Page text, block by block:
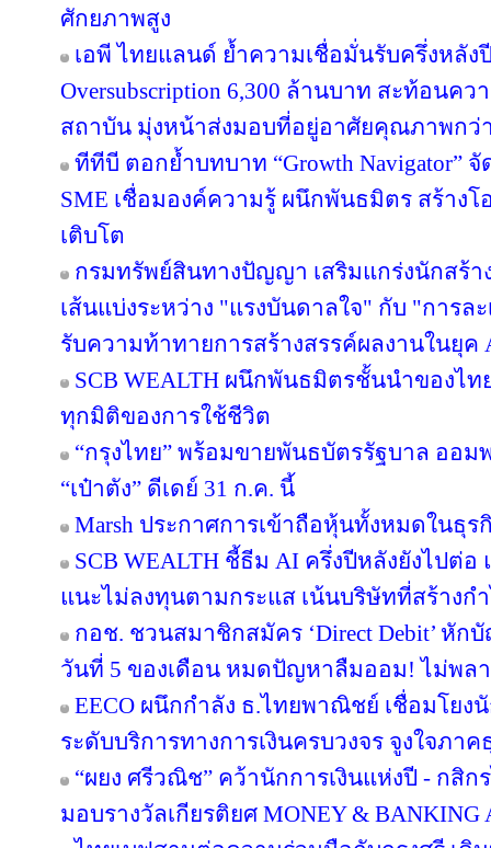
ศักยภาพสูง
เอพี ไทยแลนด์ ย้ำความเชื่อมั่นรับครึ่งหลัง
Oversubscription 6,300 ล้านบาท สะท้อนค
สถาบัน มุ่งหน้าส่งมอบที่อยู่อาศัยคุณภาพกว่า
ทีทีบี ตอกย้ำบทบาท “Growth Navigator”
SME เชื่อมองค์ความรู้ ผนึกพันธมิตร สร้าง
เติบโต
กรมทรัพย์สินทางปัญญา เสริมแกร่งนักสร้า
เส้นแบ่งระหว่าง "แรงบันดาลใจ" กับ "การ
รับความท้าทายการสร้างสรรค์ผลงานในยุค
SCB WEALTH ผนึกพันธมิตรชั้นนำของไ
ทุกมิติของการใช้ชีวิต
“กรุงไทย” พร้อมขายพันธบัตรรัฐบาล ออ
“เป๋าตัง” ดีเดย์ 31 ก.ค. นี้
Marsh ประกาศการเข้าถือหุ้นทั้งหมดในธุร
SCB WEALTH ชี้ธีม AI ครึ่งปีหลังยังไปต่
แนะไม่ลงทุนตามกระแส เน้นบริษัทที่สร้างก
กอช. ชวนสมาชิกสมัคร ‘Direct Debit’ หั
วันที่ 5 ของเดือน หมดปัญหาลืมออม! ไม่พล
EECO ผนึกกำลัง ธ.ไทยพาณิชย์ เชื่อมโยง
ระดับบริการทางการเงินครบวงจร จูงใจภา
“ผยง ศรีวณิช” คว้านักการเงินแห่งปี - กสิ
มอบรางวัลเกียรติยศ MONEY & BANKING